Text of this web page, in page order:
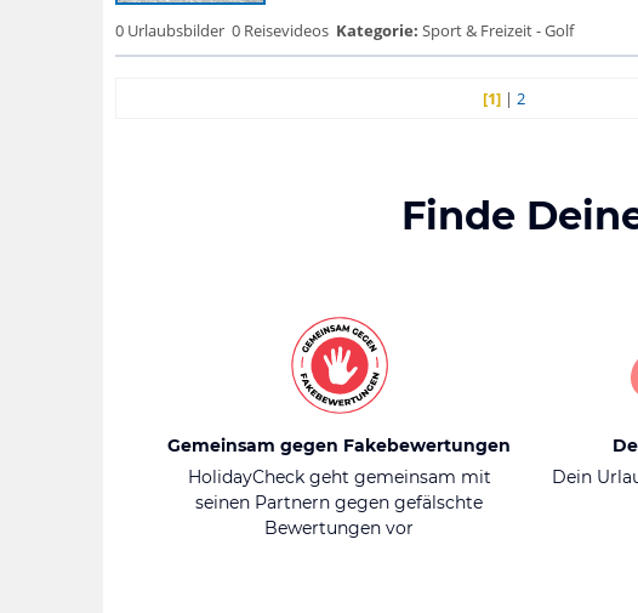
0 Urlaubsbilder 0 Reisevideos Kategorie: Sport & Freizeit - Golf
[1]| 2
Finde
Gemeinsam gegen Fakebewertungen
HolidayCheck geht gemeinsam mit
seinen Partnern gegen gefälschte
Bewertungen vor
Dein